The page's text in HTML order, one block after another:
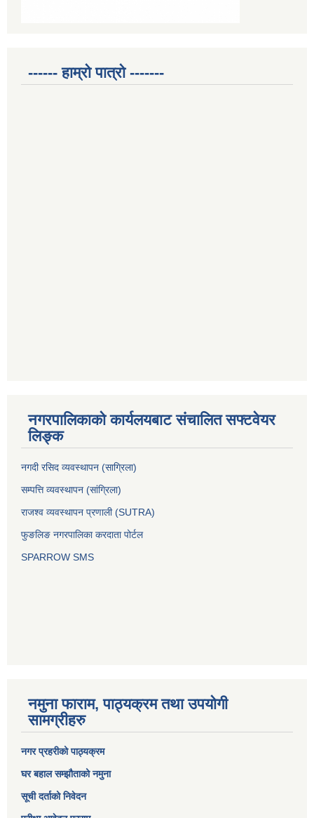
------ हाम्रो पात्रो -------
नगरपालिकाको कार्यलयबाट संचालित सफ्टवेयर
लिङ्क
नगदी रसिद व्यवस्थापन (साग्रिला)
सम्पत्ति व्यवस्थापन (सांग्रिला)
राजश्व व्यवस्थापन प्रणाली (SUTRA)
फुङलिङ नगरपालिका करदाता पोर्टल
SPARROW SMS
नमुना फाराम, पाठ्यक्रम तथा उपयोगी
सामग्रीहरु
नगर प्रहरीको पाठ्यक्रम
घर बहाल सम्झौताको नमुना
सूची दर्ताको निवेदन